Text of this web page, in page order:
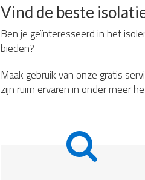
Vind de beste
Ben je geïnteresseerd in het
bieden?
Maak gebruik van onze gratis
zijn ruim ervaren in onder meer